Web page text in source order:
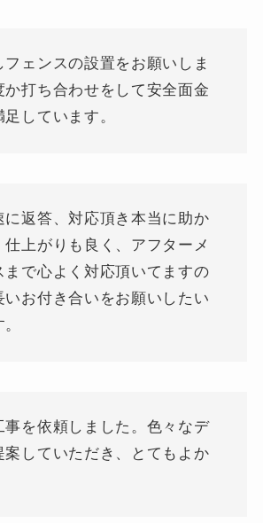
フェンスの設置をお願いしま
か打ち合わせをして安全面金
しています。
に返答、対応頂き本当に助か
仕上がりも良く、アフターメ
まで心よく対応頂いてますの
いお付き合いをお願いしたい
事を依頼しました。色々なデ
案していただき、とてもよか